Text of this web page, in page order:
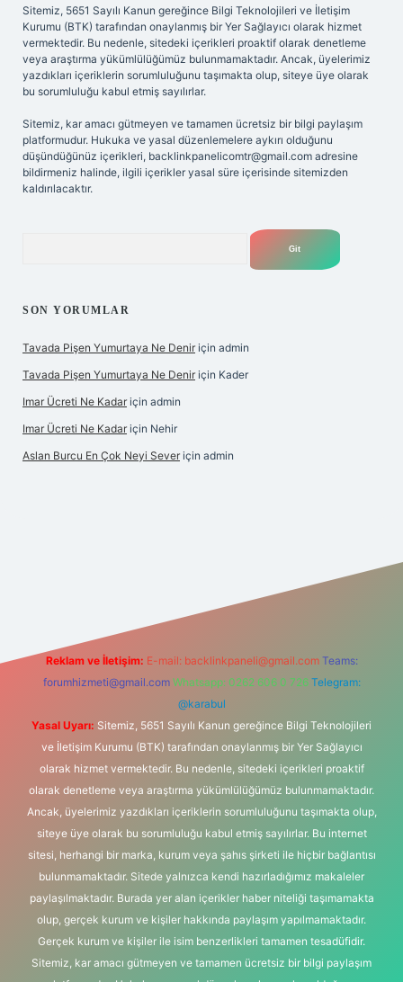
Sitemiz, 5651 Sayılı Kanun gereğince Bilgi Teknolojileri ve İletişim
Kurumu (BTK) tarafından onaylanmış bir Yer Sağlayıcı olarak hizmet
vermektedir. Bu nedenle, sitedeki içerikleri proaktif olarak denetleme
veya araştırma yükümlülüğümüz bulunmamaktadır. Ancak, üyelerimiz
yazdıkları içeriklerin sorumluluğunu taşımakta olup, siteye üye olarak
bu sorumluluğu kabul etmiş sayılırlar.
Sitemiz, kar amacı gütmeyen ve tamamen ücretsiz bir bilgi paylaşım
platformudur. Hukuka ve yasal düzenlemelere aykırı olduğunu
düşündüğünüz içerikleri, backlinkpanelicomtr@gmail.com adresine
bildirmeniz halinde, ilgili içerikler yasal süre içerisinde sitemizden
kaldırılacaktır.
SON YORUMLAR
Tavada Pişen Yumurtaya Ne Denir için admin
Tavada Pişen Yumurtaya Ne Denir için Kader
Imar Ücreti Ne Kadar için admin
Imar Ücreti Ne Kadar için Nehir
Aslan Burcu En Çok Neyi Sever için admin
elexbetgiris.org
Reklam ve İletişim: E-mail: backlinkpaneli@gmail.com Teams:
forumhizmeti@gmail.com Whatsapp: 0262 606 0 726 Telegram:
@karabul
Yasal Uyarı: Sitemiz, 5651 Sayılı Kanun gereğince Bilgi Teknolojileri
ve İletişim Kurumu (BTK) tarafından onaylanmış bir Yer Sağlayıcı
olarak hizmet vermektedir. Bu nedenle, sitedeki içerikleri proaktif
olarak denetleme veya araştırma yükümlülüğümüz bulunmamaktadır.
Ancak, üyelerimiz yazdıkları içeriklerin sorumluluğunu taşımakta olup,
siteye üye olarak bu sorumluluğu kabul etmiş sayılırlar. Bu internet
sitesi, herhangi bir marka, kurum veya şahıs şirketi ile hiçbir bağlantısı
bulunmamaktadır. Sitede yalnızca kendi hazırladığımız makaleler
paylaşılmaktadır. Burada yer alan içerikler haber niteliği taşımamakta
olup, gerçek kurum ve kişiler hakkında paylaşım yapılmamaktadır.
Gerçek kurum ve kişiler ile isim benzerlikleri tamamen tesadüfidir.
Sitemiz, kar amacı gütmeyen ve tamamen ücretsiz bir bilgi paylaşım